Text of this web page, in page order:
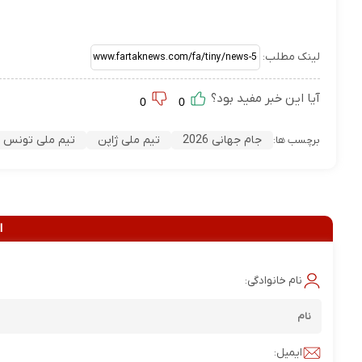
لینک مطلب:
آیا این خبر مفید بود؟
برچسب ها: جام جهانی 2026 تیم ملی ژاپن تیم ملی تونس
نام خانوادگی:
ایمیل: